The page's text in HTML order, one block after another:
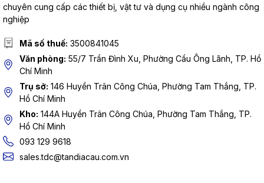
chuyên cung cấp các thiết bị, vật tư và dụng cụ nhiều ngành công
nghiệp
Mã số thuế: 3500841045
Văn phòng: 55/7 Trần Đình Xu, Phường Cầu Ông Lãnh, TP. Hồ
Chí Minh
Trụ sở: 146 Huyền Trân Công Chúa, Phường Tam Thắng, TP.
Hồ Chí Minh
Kho: 144A Huyền Trân Công Chúa, Phường Tam Thắng, TP.
Hồ Chí Minh
093 129 9618
sales.tdc@tandiacau.com.vn